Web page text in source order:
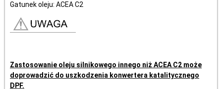
Gatunek oleju: ACEA C2
Zastosowanie oleju silnikowego innego niż ACEA C2 może
doprowadzić do uszkodzenia konwertera katalitycznego
DPF.